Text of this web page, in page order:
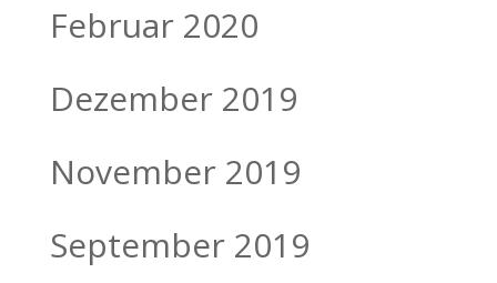
Februar 2020
Dezember 2019
November 2019
September 2019